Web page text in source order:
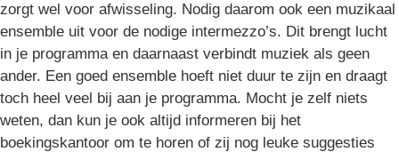
zorgt wel voor afwisseling. Nodig daarom ook een muzikaal
ensemble uit voor de nodige intermezzo’s. Dit brengt lucht
in je programma en daarnaast verbindt muziek als geen
ander. Een goed ensemble hoeft niet duur te zijn en draagt
toch heel veel bij aan je programma. Mocht je zelf niets
weten, dan kun je ook altijd informeren bij het
boekingskantoor om te horen of zij nog leuke suggesties